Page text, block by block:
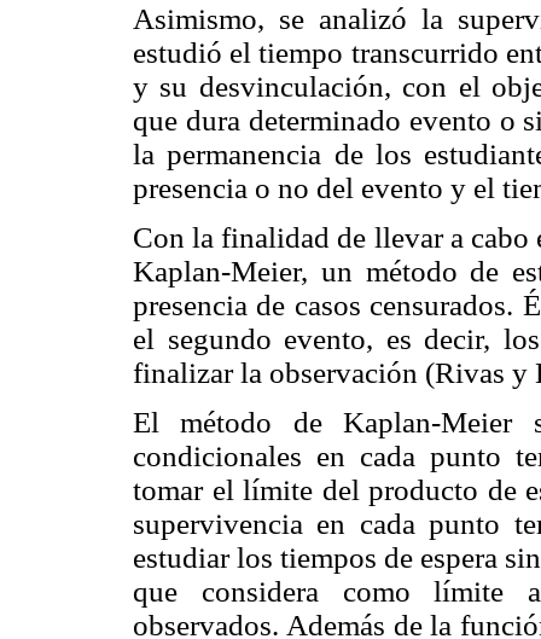
Asimismo, se analizó la
estudió el tiempo transcurrido
y su desvinculación, con el
que dura determinado evento o
la permanencia de los
presencia o no del evento y el
Con la finalidad de llevar a
Kaplan-Meier, un método de
presencia de casos censurados.
el segundo evento, es decir,
finalizar la observación (Rivas y
El método de Kaplan-Meier
condicionales en cada punto
tomar el límite del producto de
supervivencia en cada punto
estudiar los tiempos de espera
que considera como límite
observados. Además de la